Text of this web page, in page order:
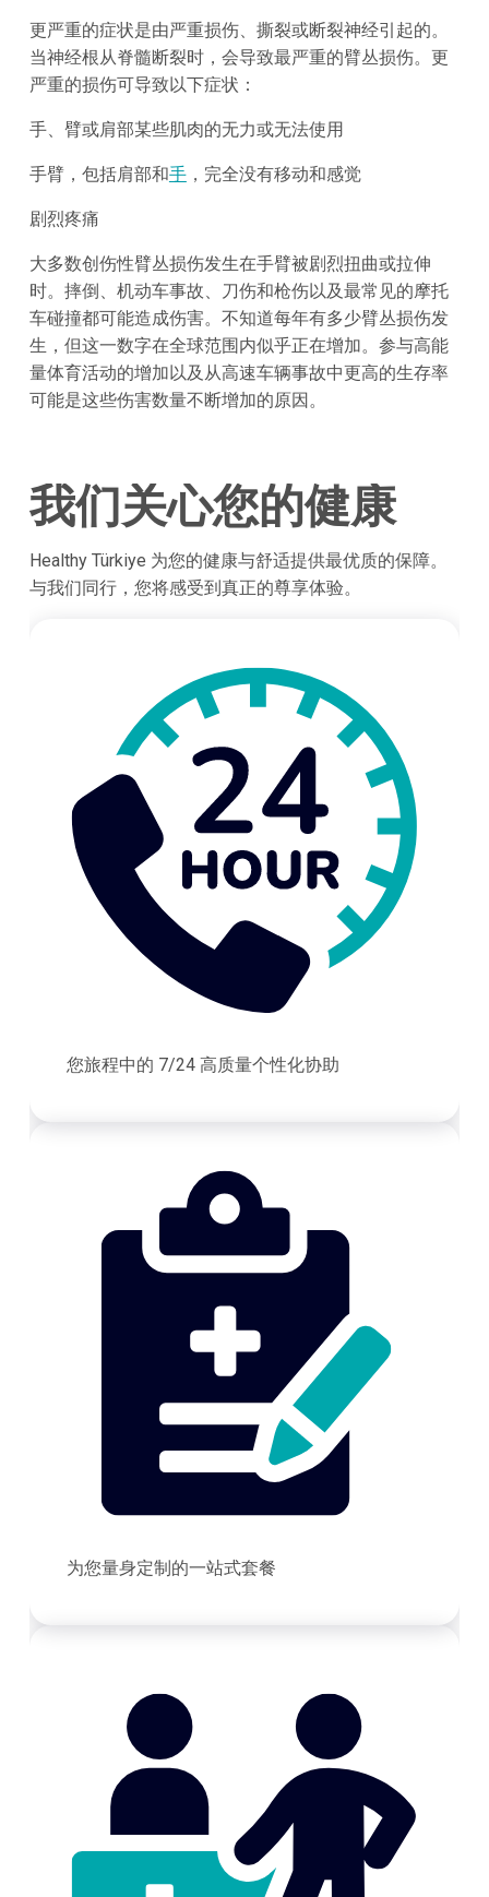
更严重的症状是由严重损伤、撕裂或断裂神经引起的。
当神经根从脊髓断裂时，会导致最严重的臂丛损伤。更
严重的损伤可导致以下症状：
手、臂或肩部某些肌肉的无力或无法使用
手臂，包括肩部和手，完全没有移动和感觉
剧烈疼痛
大多数创伤性臂丛损伤发生在手臂被剧烈扭曲或拉伸
时。摔倒、机动车事故、刀伤和枪伤以及最常见的摩托
车碰撞都可能造成伤害。不知道每年有多少臂丛损伤发
生，但这一数字在全球范围内似乎正在增加。参与高能
量体育活动的增加以及从高速车辆事故中更高的生存率
可能是这些伤害数量不断增加的原因。
我们关心您的健康
Healthy Türkiye 为您的健康与舒适提供最优质的保障。
与我们同行，您将感受到真正的尊享体验。
您旅程中的 7/24 高质量个性化协助
为您量身定制的一站式套餐